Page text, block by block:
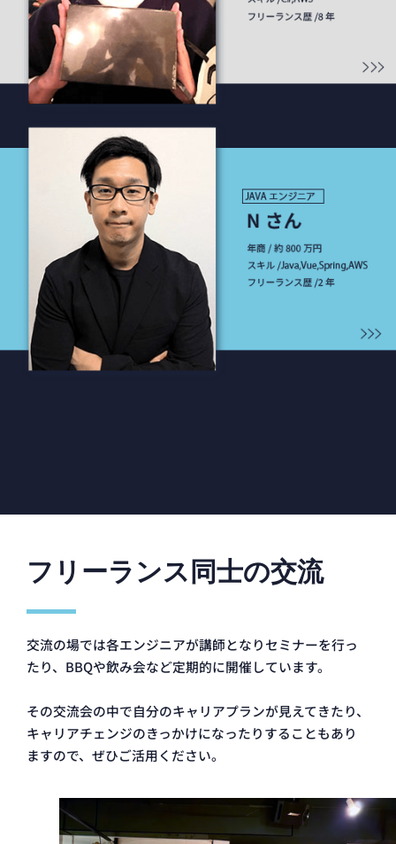
フリーランス同士の交流
交流の場では各エンジニアが講師となりセミナーを行っ
たり、BBQや飲み会など定期的に開催しています。
その交流会の中で自分のキャリアプランが見えてきたり、
キャリアチェンジのきっかけになったりすることもあり
ますので、ぜひご活用ください。